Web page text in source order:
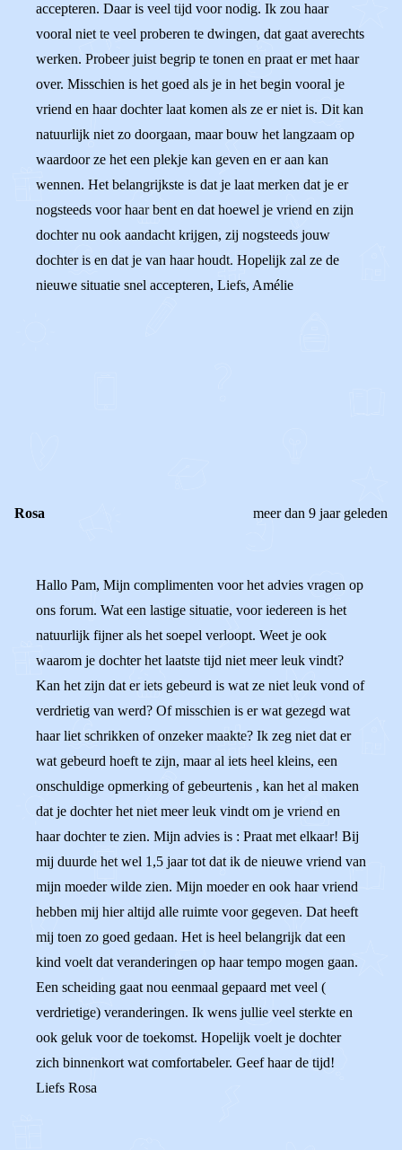
accepteren. Daar is veel tijd voor nodig. Ik zou haar
vooral niet te veel proberen te dwingen, dat gaat averechts
werken. Probeer juist begrip te tonen en praat er met haar
over. Misschien is het goed als je in het begin vooral je
vriend en haar dochter laat komen als ze er niet is. Dit kan
natuurlijk niet zo doorgaan, maar bouw het langzaam op
waardoor ze het een plekje kan geven en er aan kan
wennen. Het belangrijkste is dat je laat merken dat je er
nogsteeds voor haar bent en dat hoewel je vriend en zijn
dochter nu ook aandacht krijgen, zij nogsteeds jouw
dochter is en dat je van haar houdt. Hopelijk zal ze de
nieuwe situatie snel accepteren, Liefs, Amélie
Rosa meer dan 9 jaar geleden
Hallo Pam, Mijn complimenten voor het advies vragen op
ons forum. Wat een lastige situatie, voor iedereen is het
natuurlijk fijner als het soepel verloopt. Weet je ook
waarom je dochter het laatste tijd niet meer leuk vindt?
Kan het zijn dat er iets gebeurd is wat ze niet leuk vond of
verdrietig van werd? Of misschien is er wat gezegd wat
haar liet schrikken of onzeker maakte? Ik zeg niet dat er
wat gebeurd hoeft te zijn, maar al iets heel kleins, een
onschuldige opmerking of gebeurtenis , kan het al maken
dat je dochter het niet meer leuk vindt om je vriend en
haar dochter te zien. Mijn advies is : Praat met elkaar! Bij
mij duurde het wel 1,5 jaar tot dat ik de nieuwe vriend van
mijn moeder wilde zien. Mijn moeder en ook haar vriend
hebben mij hier altijd alle ruimte voor gegeven. Dat heeft
mij toen zo goed gedaan. Het is heel belangrijk dat een
kind voelt dat veranderingen op haar tempo mogen gaan.
Een scheiding gaat nou eenmaal gepaard met veel (
verdrietige) veranderingen. Ik wens jullie veel sterkte en
ook geluk voor de toekomst. Hopelijk voelt je dochter
zich binnenkort wat comfortabeler. Geef haar de tijd!
Liefs Rosa